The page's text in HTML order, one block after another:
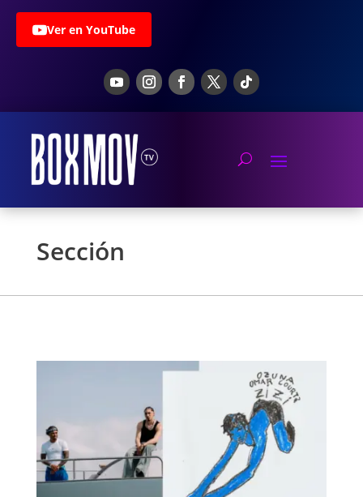
Ver en YouTube
Sección